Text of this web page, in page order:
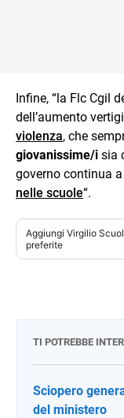
Infine, “la Flc Cgil
dell’aumento
violenza, che
giovanissime/i sia
governo continua a
nelle scuole“.
Aggiungi Virgilio
preferite
TI POTREBBE
Sciopero
del ministero